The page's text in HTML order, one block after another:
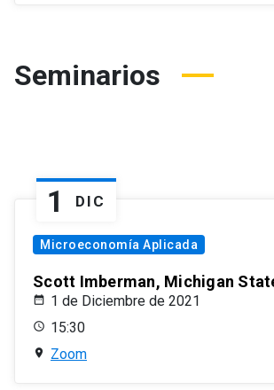
Seminarios
1 DIC
Microeconomía Aplicada
Scott Imberman, Michigan
1 de Diciembre de 2021
15:30
Zoom